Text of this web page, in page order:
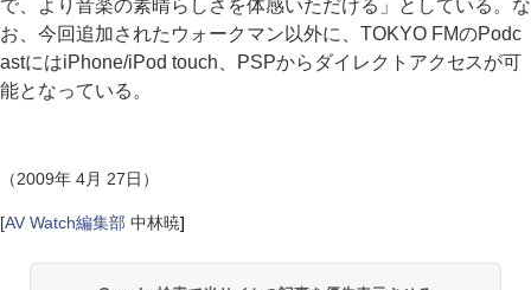
で、より音楽の素晴らしさを体感いただける」としている。な
お、今回追加されたウォークマン以外に、TOKYO FMのPodc
astにはiPhone/iPod touch、PSPからダイレクトアクセスが可
能となっている。
（2009年 4月 27日）
[AV Watch編集部 中林暁]